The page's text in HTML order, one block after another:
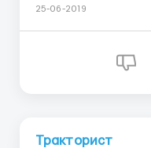
арматуры за
Официальное
25-06-2019
Тракторист